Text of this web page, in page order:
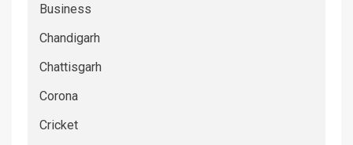
Business
Chandigarh
Chattisgarh
Corona
Cricket